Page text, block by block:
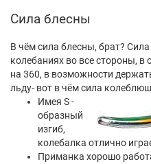
Сила блесны
В чём сила блесны, брат?
колебаниях во все стороны, в
на 360, в возможности
льду- вот в чём сила
Имея S -
образный
изгиб,
колебалка отлично
Приманка хорошо